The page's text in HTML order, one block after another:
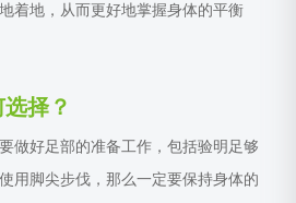
着地，从而更好地掌握身体的平衡
择？
做好足部的准备工作，包括验明足够
用脚尖步伐，那么一定要保持身体的